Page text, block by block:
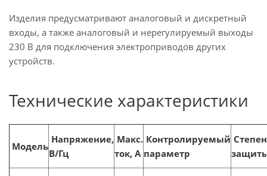
Изделия предусматривают аналоговый и дискретный
входы, а также аналоговый и нерегулируемый выходы
230 В для подключения электроприводов других
устройств.
Технические характеристики
Модель
Напряжение,
В/Гц
Макс.
ток, А
Контролируемый
параметр